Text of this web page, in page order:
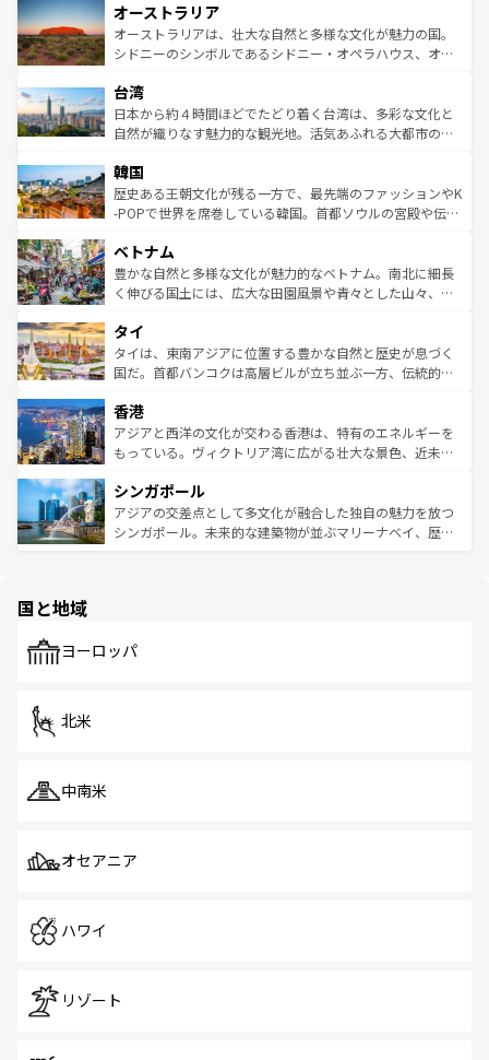
部のニューオーリンズでは、音楽と美食が融合した独特の
文化が魅力。旅行者はアメリカの各地域で異なる魅力を楽
しみながら、その多様性と豊かな歴史を感じることができ
ならではの贅沢な旅のスタイルだ。 なお、新着のアメリカ
情報はコンテンツ一覧を参照してほしい。
ワイ島は見逃せない。また、定番の観光地といえばオアフ
島だが、静かな自然を求めるならマウイ島やカウアイ島が
おすすめ。エメラルドグリーンに輝く海をはじめ、豊かな
れるおもてなしの心で訪れる人々を迎えてくれるハワイの
人々、おいしいローカルフードやハワイアンミュージッ
ク、伝統的なフラダンスなど、すべてがハワイの魅力を彩
ワイを、存分に味わってほしい。 なお、新着のハワイ情報
はコンテンツ一覧を参照してほしい。
オーストラリア
オーストラリアは、壮大な自然と多様な文化が魅力の国。
シドニーのシンボルであるシドニー・オペラハウス、オー
リアリーフや大陸中央部にそびえるウルル（エアーズロッ
ク）、タスマニアの美しい原生林やケアンズの熱帯雨林な
ど、見どころがたくさん。また、カフェやワイン、オージ
いる。アクティビティも充実しており、サーフィンやダイ
ビング、ハイキングなど、アウトドア好きにはたまらな
い。オーストラリアの多彩な魅力を存分に味わいつくそ
参照してほしい。
台湾
日本から約４時間ほどでたどり着く台湾は、多彩な文化と
自然が織りなす魅力的な観光地。活気あふれる大都市の台
ン）、静ひつな山岳地帯である台湾東部など、都市の喧騒
と山間の静けさが共存しており、訪れる人に新しい発見と
驚きをもたらしてくれる。また、奥深い台湾の食文化も魅
容にもいいと評判のスイーツなど、バラエティ豊かな料理
が味わえる。 なお、新着の台湾情報は コンテンツ一覧を参
照してほしい。
韓国
歴史ある王朝文化が残る一方で、最先端のファッションやK
-POPで世界を席巻している韓国。首都ソウルの宮殿や伝統
き、地方に足を延ばせば四季折々の自然美を楽しむことが
できる。そして、キムチや焼肉、絶品のストリートフード
まで、さまざまな韓国料理が待っている。夜には、韓国な
リティに包まれながら、韓国の多彩な魅力を心ゆくまで味
わってみてほしい。 なお、新着の韓国情報はコンテンツ一
覧を参照してほしい。
ベトナム
豊かな自然と多様な文化が魅力的なベトナム。南北に細長
く伸びる国土には、広大な田園風景や青々とした山々、世
急速な発展と共に伝統が息づく。ハノイの古い町並みやホ
ーチミン市のフランス統治時代の建物も、独特の雰囲気を
醸し出している。また、バラエティの豊かさとおいしさで
とつ。フォーやバインミー、ベトナムコーヒーなどは、ぜ
ひ現地で味わいたい。どの地域を訪れてもあたたかい人々
が旅行者を迎えてくれるので、きっと忘れられない旅にな
参照してほしい。
タイ
タイは、東南アジアに位置する豊かな自然と歴史が息づく
国だ。首都バンコクは高層ビルが立ち並ぶ一方、伝統的な
の活気が交差している。北部ではチェンマイなどの山岳地
帯で自然と触れ合い、南部ではプーケットやクラビの美し
いビーチでリゾート気分を楽しむことができる。タイ料理
激する。気候は一年中温暖で、どの季節にも異なる楽しみ
が待っている。親しみやすいタイの人々、仏教を中心とし
た文化、そして多様な観光資源が、訪れる旅人を魅了し続
香港
アジアと西洋の文化が交わる香港は、特有のエネルギーを
もっている。ヴィクトリア湾に広がる壮大な景色、近未来
み、どこを訪れても感動するはず。観光スポットが密集し
ており、効率よく見どころを回れるのも魅力。息をのむよ
うな絶景から文化的な体験まで、香港を存分に楽しみ尽く
シンガポール
アジアの交差点として多文化が融合した独自の魅力を放つ
シンガポール。未来的な建築物が並ぶマリーナベイ、歴史
で、ホーカーズは地元の風情を楽しめる外せないスポット
国と地域
ヨーロッパ
北米
中南米
オセアニア
ハワイ
リゾート